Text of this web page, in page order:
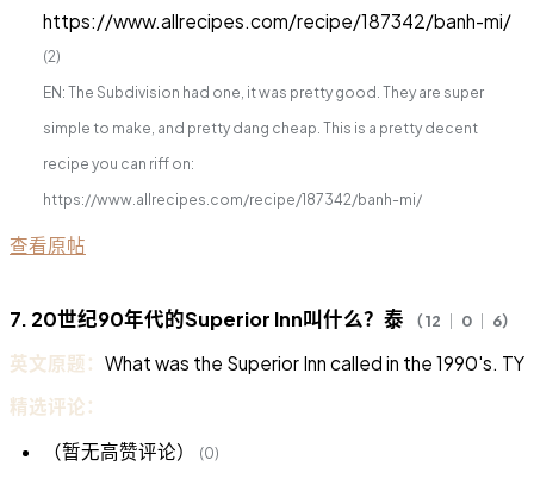
https://www.allrecipes.com/recipe/187342/banh-mi/
(2)
EN: The Subdivision had one, it was pretty good. They are super
simple to make, and pretty dang cheap. This is a pretty decent
recipe you can riff on:
https://www.allrecipes.com/recipe/187342/banh-mi/
查看原帖
7. 20世纪90年代的Superior Inn叫什么？泰 （ 12 ｜ 0 ｜ 6）
英文原题： What was the Superior Inn called in the 1990's. TY
精选评论：
（暂无高赞评论）
(0)